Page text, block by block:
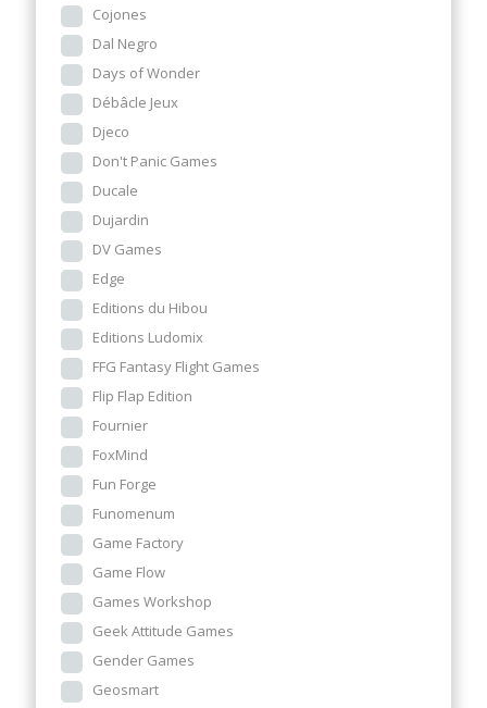
Cojones
Dal Negro
Days of Wonder
Débâcle Jeux
Djeco
Don't Panic Games
Ducale
Dujardin
DV Games
Edge
Editions du Hibou
Editions Ludomix
FFG Fantasy Flight Games
Flip Flap Edition
Fournier
FoxMind
Fun Forge
Funomenum
Game Factory
Game Flow
Games Workshop
Geek Attitude Games
Gender Games
Geosmart